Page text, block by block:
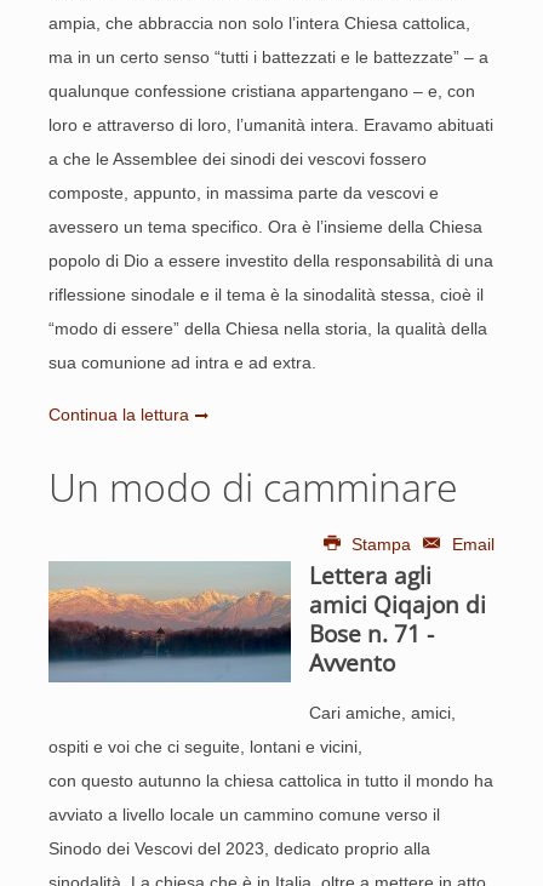
ampia, che abbraccia non solo l’intera Chiesa cattolica,
ma in un certo senso “tutti i battezzati e le battezzate” – a
qualunque confessione cristiana appartengano – e, con
loro e attraverso di loro, l’umanità intera. Eravamo abituati
a che le Assemblee dei sinodi dei vescovi fossero
composte, appunto, in massima parte da vescovi e
avessero un tema specifico. Ora è l’insieme della Chiesa
popolo di Dio a essere investito della responsabilità di una
riflessione sinodale e il tema è la sinodalità stessa, cioè il
“modo di essere” della Chiesa nella storia, la qualità della
sua comunione ad intra e ad extra.
Continua la lettura
Un modo di camminare
Stampa Email
Lettera agli
amici Qiqajon di
Bose n. 71 -
Avvento
Cari amiche, amici,
ospiti e voi che ci seguite, lontani e vicini,
con questo autunno la chiesa cattolica in tutto il mondo ha
avviato a livello locale un cammino comune verso il
Sinodo dei Vescovi del 2023, dedicato proprio alla